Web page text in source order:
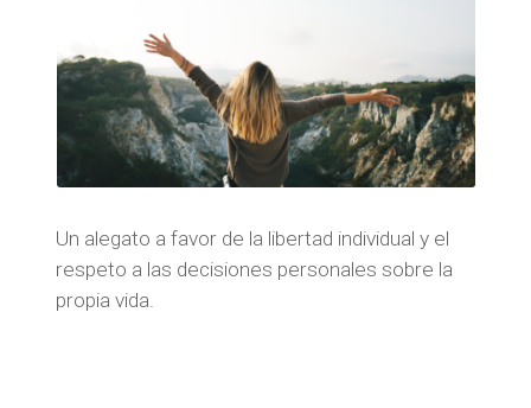
Un alegato a favor de la libertad individual y el
respeto a las decisiones personales sobre la
propia vida.